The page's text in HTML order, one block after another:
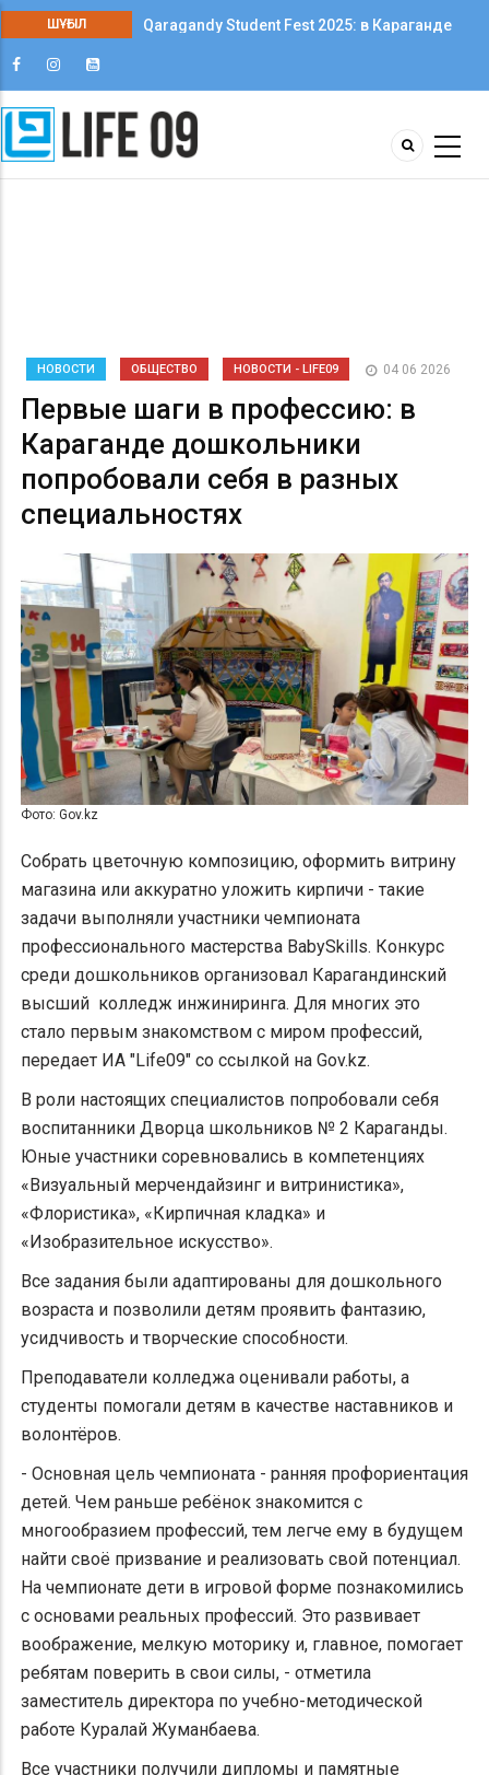
ШҰҒЫЛ
Qaragandy Student Fest 2025: в Караганде
НОВОСТИ ОБЩЕСТВО НОВОСТИ - LIFE09 04 06 2026
Первые шаги в профессию: в
Караганде дошкольники
попробовали себя в разных
специальностях
Фото: Gov.kz
Собрать цветочную композицию, оформить витрину
магазина или аккуратно уложить кирпичи - такие
задачи выполняли участники чемпионата
профессионального мастерства BabySkills. Конкурс
среди дошкольников организовал Карагандинский
высший колледж инжиниринга. Для многих это
стало первым знакомством с миром профессий,
передает ИА "Life09" со ссылкой на Gov.kz.
В роли настоящих специалистов попробовали себя
воспитанники Дворца школьников № 2 Караганды.
Юные участники соревновались в компетенциях
«Визуальный мерчендайзинг и витринистика»,
«Флористика», «Кирпичная кладка» и
«Изобразительное искусство».
Все задания были адаптированы для дошкольного
возраста и позволили детям проявить фантазию,
усидчивость и творческие способности.
Преподаватели колледжа оценивали работы, а
студенты помогали детям в качестве наставников и
волонтёров.
- Основная цель чемпионата - ранняя профориентация
детей. Чем раньше ребёнок знакомится с
многообразием профессий, тем легче ему в будущем
найти своё призвание и реализовать свой потенциал.
На чемпионате дети в игровой форме познакомились
с основами реальных профессий. Это развивает
воображение, мелкую моторику и, главное, помогает
ребятам поверить в свои силы, - отметила
заместитель директора по учебно-методической
работе Куралай Жуманбаева.
Все участники получили дипломы и памятные